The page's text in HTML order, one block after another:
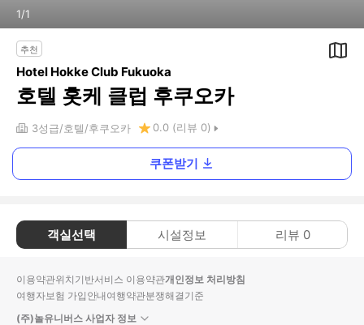
1/1
추천
Hotel Hokke Club Fukuoka
호텔 홋케 클럽 후쿠오카
3성급 호텔 후쿠오카 0.0 (리뷰 0)
쿠폰받기
객실선택 시설정보 리뷰 0
이용약관위치기반서비스 이용약관개인정보 처리방침
여행자보험 가입안내여행약관분쟁해결기준
(주)놀유니버스 사업자 정보